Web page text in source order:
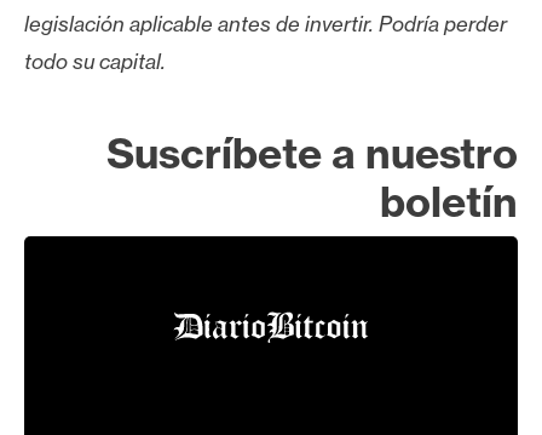
legislación aplicable antes de invertir. Podría perder
todo su capital.
Suscríbete a nuestro
boletín